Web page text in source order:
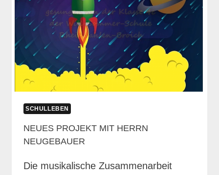
SCHULLEBEN
NEUES PROJEKT MIT HERRN
NEUGEBAUER
Die musikalische Zusammenarbeit